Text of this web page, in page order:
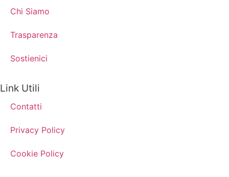
Chi Siamo
Trasparenza
Sostienici
Link Utili
Contatti
Privacy Policy
Cookie Policy